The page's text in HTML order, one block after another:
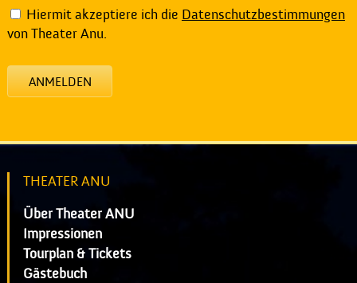
Hiermit akzeptiere ich die Datenschutzbestimmungen
von Theater Anu.
ANMELDEN
THEATER ANU
Über Theater ANU
Impressionen
Tourplan & Tickets
Gästebuch